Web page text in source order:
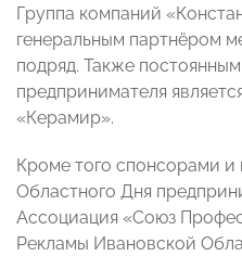
Группа компаний
генеральным партнёром
подряд. Также
предпринимателя
«Керамир».
Кроме того спонсорами и
Областного Дня
Ассоциация «Союз
Рекламы Ивановской